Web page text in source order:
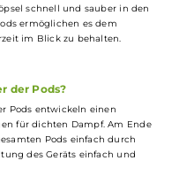
Verwendung.
USB Typ-C Anschluss mit bis
ein zügiges Wiederaufladen
die Wartezeit zwischen den
wird durch eine Farb-LED